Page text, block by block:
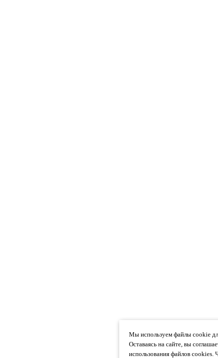
Мы используем файлы cookie
Оставаясь на сайте, вы
использования файлов cookies.